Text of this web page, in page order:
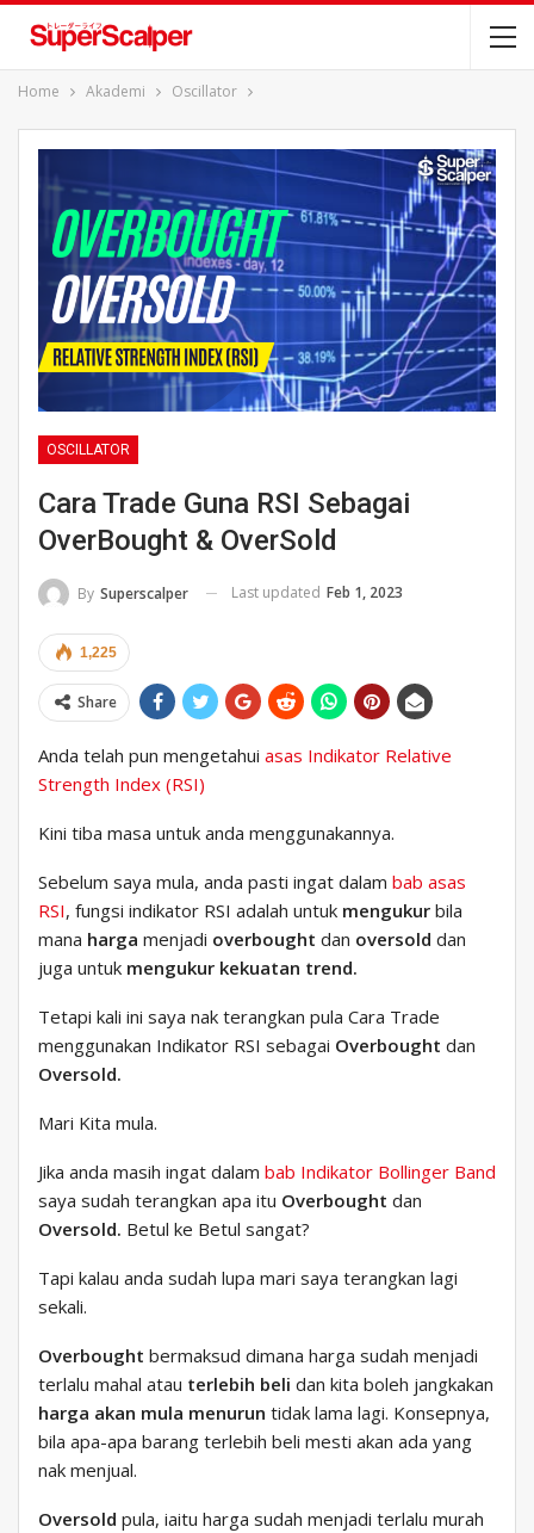
Home Akademi Oscillator
OSCILLATOR
Cara Trade Guna RSI Sebagai
OverBought & OverSold
By Superscalper Last updated Feb 1, 2023
1,225
Share
Anda telah pun mengetahui asas Indikator Relative
Strength Index (RSI)
Kini tiba masa untuk anda menggunakannya.
Sebelum saya mula, anda pasti ingat dalam bab asas
RSI, fungsi indikator RSI adalah untuk mengukur bila
mana harga menjadi overbought dan oversold dan
juga untuk mengukur kekuatan trend.
Tetapi kali ini saya nak terangkan pula Cara Trade
menggunakan Indikator RSI sebagai Overbought dan
Oversold.
Mari Kita mula.
Jika anda masih ingat dalam bab Indikator Bollinger Band
saya sudah terangkan apa itu Overbought dan
Oversold. Betul ke Betul sangat?
Tapi kalau anda sudah lupa mari saya terangkan lagi
sekali.
Overbought bermaksud dimana harga sudah menjadi
terlalu mahal atau terlebih beli dan kita boleh jangkakan
harga akan mula menurun tidak lama lagi. Konsepnya,
bila apa-apa barang terlebih beli mesti akan ada yang
nak menjual.
Oversold pula, iaitu harga sudah menjadi terlalu murah